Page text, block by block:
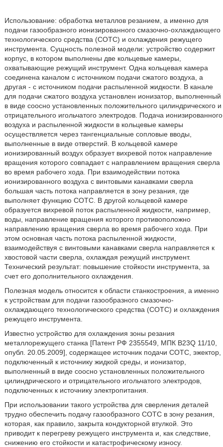
Использование: обработка металлов резанием, а именно для
подачи газообразного ионизированного смазочно-охлаждающего
технологического средства (СОТС) и охлаждения режущего
инструмента. Сущность полезной модели: устройство содержит
корпус, в котором выполнены две кольцевые камеры,
охватывающие режущий инструмент. Одна кольцевая камера
соединена каналом с источником подачи сжатого воздуха, а
другая - с источником подачи распыленной жидкости. В канале
для подачи сжатого воздуха установлен ионизатор, выполненный
в виде соосно установленных положительного цилиндрического и
отрицательного игольчатого электродов. Подача ионизированного
воздуха и распыленной жидкости в кольцевые камеры
осуществляется через тангенциальные сопловые вводы,
выполненные в виде отверстий. В кольцевой камере
ионизированный воздух образует вихревой поток направление
вращения которого совпадает с направлением вращения сверла
во время рабочего хода. При взаимодействии потока
ионизированного воздуха с винтовыми канавками сверла
большая часть потока направляется в зону резания, где
выполняет функцию СОТС. В другой кольцевой камере
образуется вихревой поток распыленной жидкости, например,
воды, направление вращения которого противоположно
направлению вращения сверла во время рабочего хода. При
этом основная часть потока распыленной жидкости,
взаимодействуя с винтовыми канавками сверла направляется к
хвостовой части сверла, охлаждая режущий инструмент.
Технический результат: повышение стойкости инструмента, за
счет его дополнительного охлаждения.
Полезная модель относится к области станкостроения, а именно
к устройствам для подачи газообразного смазочно-
охлаждающего технологического средства (СОТС) и охлаждения
режущего инструмента.
Известно устройство для охлаждения зоны резания
металлорежущего станка [Патент РФ 2355549, МПК B23Q 11/10,
опубл. 20.05.2009], содержащее источник подачи СОТС, эжектор,
подключенный к источнику жидкой среды, и ионизатор,
выполненный в виде соосно установленных положительного
цилиндрического и отрицательного игольчатого электродов,
подключенных к источнику электропитания.
При использовании такого устройства для сверления деталей
трудно обеспечить подачу газообразного СОТС в зону резания,
которая, как правило, закрыта кондукторной втулкой. Это
приводит к перегреву режущего инструмента и, как следствие,
снижению его стойкости и катастрофическому износу.